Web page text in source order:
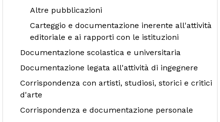
Altre pubblicazioni
Carteggio e documentazione inerente all'attività
editoriale e ai rapporti con le istituzioni
Documentazione scolastica e universitaria
Documentazione legata all'attività di ingegnere
Corrispondenza con artisti, studiosi, storici e critici
d'arte
Corrispondenza e documentazione personale